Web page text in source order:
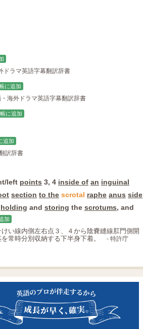
ドラマ英語字幕翻訳辞書
に追加
海外ドラマ英語字幕翻訳辞書
に追加
追加
訳辞書
left points 3, 4 inside of an inguinal
section to the scrotal raphe anus side
holding and storing the scrotums, and
加
い線内側左右点３、４から陰嚢縫線肛門側開
常時分別収納する下半身下着。
- 特許庁